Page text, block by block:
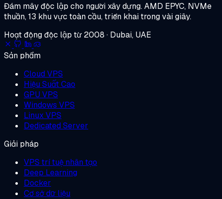
Đám mây độc lập cho người xây dựng.AMD EPYC, NVMe
thuần, 13 khu vực toàn cầu, triển khai trong vài giây.
Hoạt động độc lập từ 2008 · Dubai, UAE
Sản phẩm
Cloud VPS
Hiệu Suất Cao
GPU VPS
Windows VPS
Linux VPS
Dedicated Server
Giải pháp
VPS trí tuệ nhân tạo
Deep Learning
Docker
Cơ sở dữ liệu